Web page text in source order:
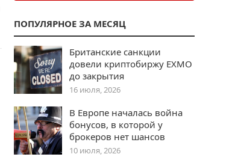
ПОПУЛЯРНОЕ ЗА МЕСЯЦ
Британские санкции
довели криптобиржу EXMO
до закрытия
16 июля, 2026
В Европе началась война
бонусов, в которой у
брокеров нет шансов
10 июля, 2026